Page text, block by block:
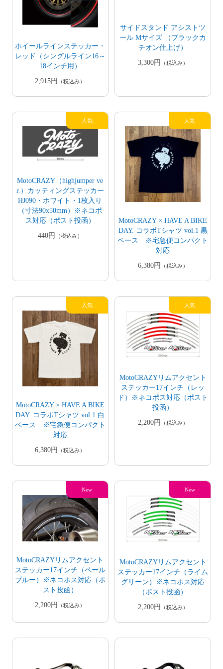
ホイールラインステッカー・
レッド（シングルライン16～
18インチ用）
2,915円
（税込み）
サイドスタンド アシストツ
ール Mサイズ （ブラックカ
チオン仕上げ）
3,300円
（税込み）
MotoCRAZY（highjumper ve
r.）カッティングステッカー
HJ090・ホワイト・1枚入り
（寸法90x50mm）※ネコポ
ス対応（ポスト投函）
440円
（税込み）
MotoCRAZY × HAVE A BIKE
DAY. コラボTシャツ vol.1 黒
ベース ※宅急便コンパクト
対応
6,380円
（税込み）
MotoCRAZY × HAVE A BIKE
DAY. コラボTシャツ vol.1 白
ベース ※宅急便コンパクト
対応
6,380円
（税込み）
MotoCRAZYリムアクセント
ステッカー17インチ（レッ
ド）※ネコポス対応（ポスト
投函）
2,200円
（税込み）
MotoCRAZYリムアクセント
ステッカー17インチ（ペール
ブルー）※ネコポス対応（ポ
スト投函）
2,200円
（税込み）
MotoCRAZYリムアクセント
ステッカー17インチ（ライム
グリーン）※ネコポス対応
（ポスト投函）
2,200円
（税込み）